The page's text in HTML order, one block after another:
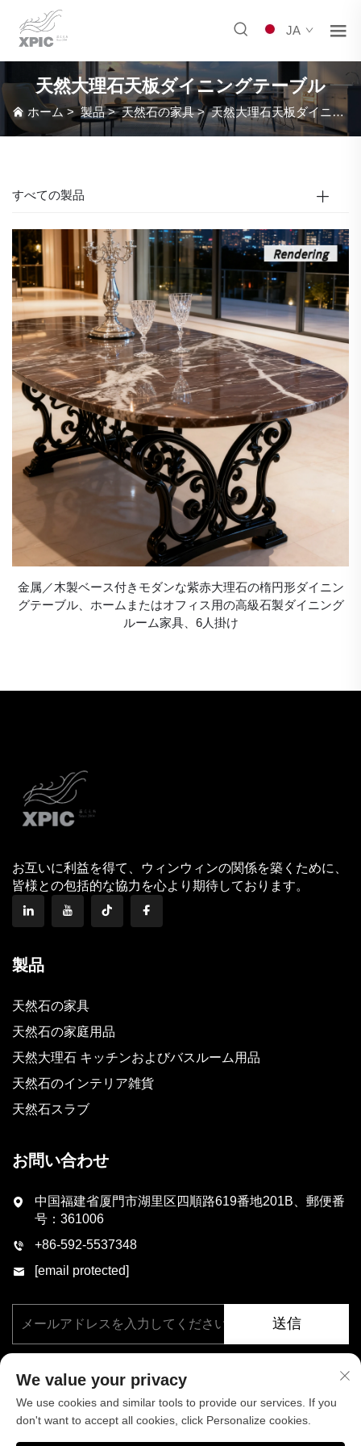
JA
天然大理石天板ダイニングテーブル
ホーム>製品>天然石の家具>天然大理石天板ダイニングテーブル
すべての製品
金属／木製ベース付きモダンな紫赤大理石の楕円形ダイニン
グテーブル、ホームまたはオフィス用の高級石製ダイニング
ルーム家具、6人掛け
お互いに利益を得て、ウィンウィンの関係を築くために、
皆様との包括的な協力を心より期待しております。
製品
天然石の家具
天然石の家庭用品
天然大理石 キッチンおよびバスルーム用品
天然石のインテリア雑貨
天然石スラブ
お問い合わせ
中国福建省厦門市湖里区四順路619番地201B、郵便番
号：361006
+86-592-5537348
[email protected]
送信
We value your privacy
We use cookies and similar tools to provide our services. If you
don't want to accept all cookies, click Personalize cookies.